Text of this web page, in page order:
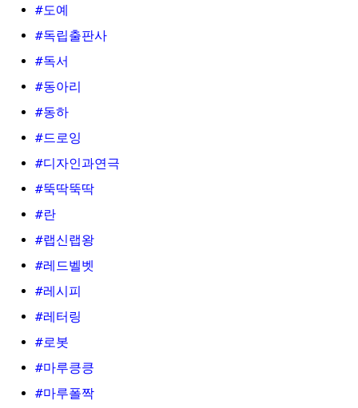
#도예
#독립출판사
#독서
#동아리
#동하
#드로잉
#디자인과연극
#뚝딱뚝딱
#란
#랩신랩왕
#레드벨벳
#레시피
#레터링
#로봇
#마루킁킁
#마루폴짝